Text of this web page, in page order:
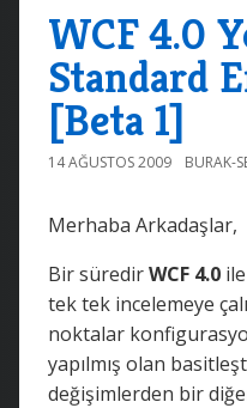
WCF 4.0
Standard
[Beta 1]
14 AĞUSTOS 2009 BURAK-
Merhaba Arkadaşlar,
Bir süredirWCF 4.0
tek tek incelemeye
noktalar
yapılmış olan
değişimlerden bir